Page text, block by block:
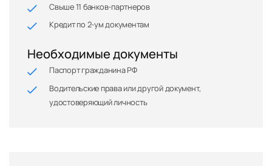
Свыше 11 банков-партнеров
Кредит по 2-ум документам
Необходимые документы
Паспорт гражданина РФ
Водительские права или другой документ,
удостоверяющий личность